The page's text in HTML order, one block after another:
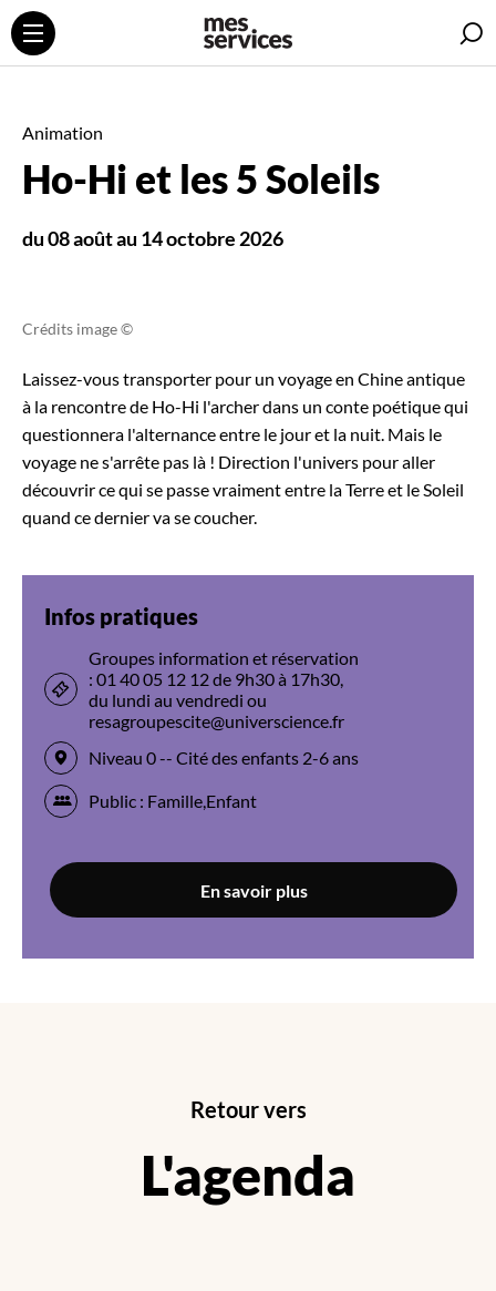
Animation
Ho-Hi et les 5 Soleils
du 08 août au 14 octobre 2026
Crédits image ©
Laissez-vous transporter pour un voyage en Chine antique
à la rencontre de Ho-Hi l'archer dans un conte poétique qui
questionnera l'alternance entre le jour et la nuit. Mais le
voyage ne s'arrête pas là ! Direction l'univers pour aller
découvrir ce qui se passe vraiment entre la Terre et le Soleil
quand ce dernier va se coucher.
Infos pratiques
Groupes information et réservation
: 01 40 05 12 12 de 9h30 à 17h30,
du lundi au vendredi ou
resagroupescite@universcience.fr
Niveau 0 -- Cité des enfants 2-6 ans
Public : Famille,Enfant
En savoir plus
Retour vers
L'agenda